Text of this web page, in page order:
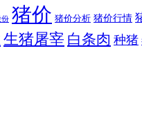
份 猪价 猪价分析 猪价行情
生猪屠宰 白条肉 种猪